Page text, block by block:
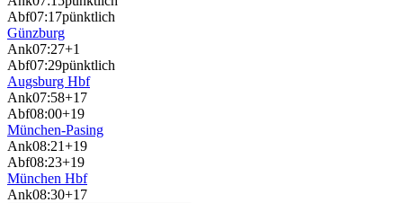
Abf07:17pünktlich
Günzburg
Ank07:27+1
Abf07:29pünktlich
Augsburg Hbf
Ank07:58+17
Abf08:00+19
München-Pasing
Ank08:21+19
Abf08:23+19
München Hbf
Ank08:30+17